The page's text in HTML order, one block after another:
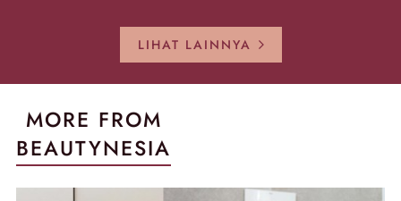
LIHAT LAINNYA
MORE FROM
BEAUTYNESIA